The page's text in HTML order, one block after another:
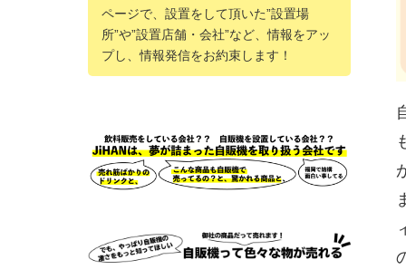
ページで、設置をして頂いた”設置場
所”や”設置店舗・会社”など、情報をアッ
プし、情報発信をお約束します！